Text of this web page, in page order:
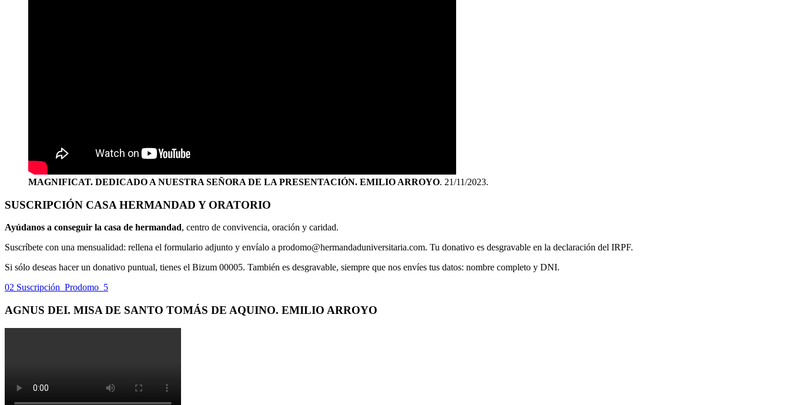
MAGNIFICAT. DEDICADO A NUESTRA SEÑORA DE LA PRESENTACIÓN. EMILIO ARROYO. 21/11/2023.
SUSCRIPCIÓN CASA HERMANDAD Y ORATORIO
Ayúdanos a conseguir la casa de hermandad, centro de convivencia, oración y caridad.
Suscríbete con una mensualidad: rellena el formulario adjunto y envíalo a prodomo@hermandaduniversitaria.com. Tu donativo es desgravable en la declaración del IRPF.
Si sólo deseas hacer un donativo puntual, tienes el Bizum 00005. También es desgravable, siempre que nos envíes tus datos: nombre completo y DNI.
02 Suscripción_Prodomo_5
AGNUS DEI. MISA DE SANTO TOMÁS DE AQUINO. EMILIO ARROYO